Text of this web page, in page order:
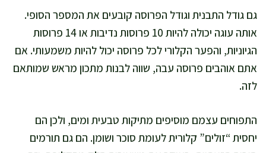
גם גודל התבנית וגודל הפרוסה קובעים את המספר הסופי.
אותה עוגה יכולה להיות 10 פרוסות נדיבות או 14 פרוסות
הגיוניות, והפער הקלורי לכל פרוסה יכול להיות משמעותי. אם
אתם אוהבים פרוסה עבה, שווה לבנות מתכון מראש שמותאם
לזה.
התפוחים עצמם מוסיפים מתיקות טבעית ומים, ולכן הם
יחסית “זולים” קלורית לעומת סוכר ושומן. הם גם תורמים